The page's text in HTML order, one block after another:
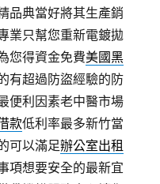
品典當好將其生產銷
業只幫您重新電鍍拋
您得資金免費美國黑
有超過防盜經驗的防
便利因素老中醫市場
款低利率最多新竹當
可以滿足辦公室出租
項想要安全的最新宜